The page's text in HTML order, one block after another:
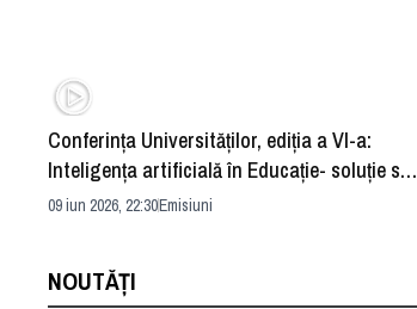
Conferința Universităților, ediția a VI-a:
Inteligența artificială în Educație- soluție sau
problemă?
09 iun 2026, 22:30Emisiuni
NOUTĂȚI